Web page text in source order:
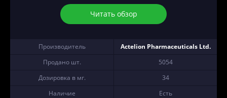
Читать обзор
Производитель
Actelion Pharmaceuticals Ltd.
Продано шт.
5054
Дозировка в мг.
34
Наличие
Есть